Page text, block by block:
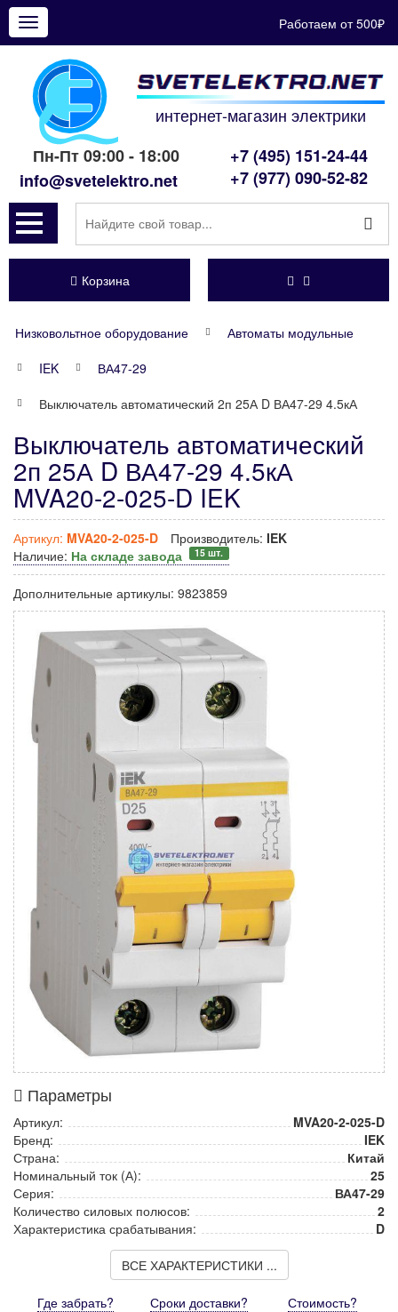
Показать
меню
Работаем от 500₽
интернет-магазин электрики
Пн-Пт 09:00 - 18:00
info@svetelektro.net
+7 (495) 151-24-44
+7 (977) 090-52-82
Корзина
Низковольтное оборудование
Автоматы модульные
IEK
ВА47-29
Выключатель автоматический 2п 25А D ВА47-29 4.5кА
Выключатель автоматический
2п 25А D ВА47-29 4.5кА
MVA20-2-025-D IEK
Артикул: MVA20-2-025-D Производитель: IEK
Наличие: На складе завода 15 шт.
Дополнительные артикулы: 9823859
Параметры
Артикул:
MVA20-2-025-D
Бренд:
IEK
Страна:
Китай
Номинальный ток (А):
25
Серия:
ВА47-29
Количество силовых полюсов:
2
Характеристика срабатывания:
D
ВСЕ ХАРАКТЕРИСТИКИ ...
Где забрать? Сроки доставки? Стоимость?